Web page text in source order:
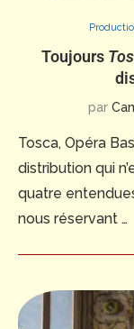
Toujours
par
Tosca, Opéra
distribution qui
quatre
nous réservant …